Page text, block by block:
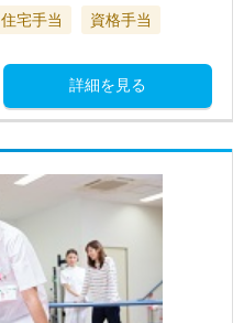
住宅手当 資格手当
詳細を見る